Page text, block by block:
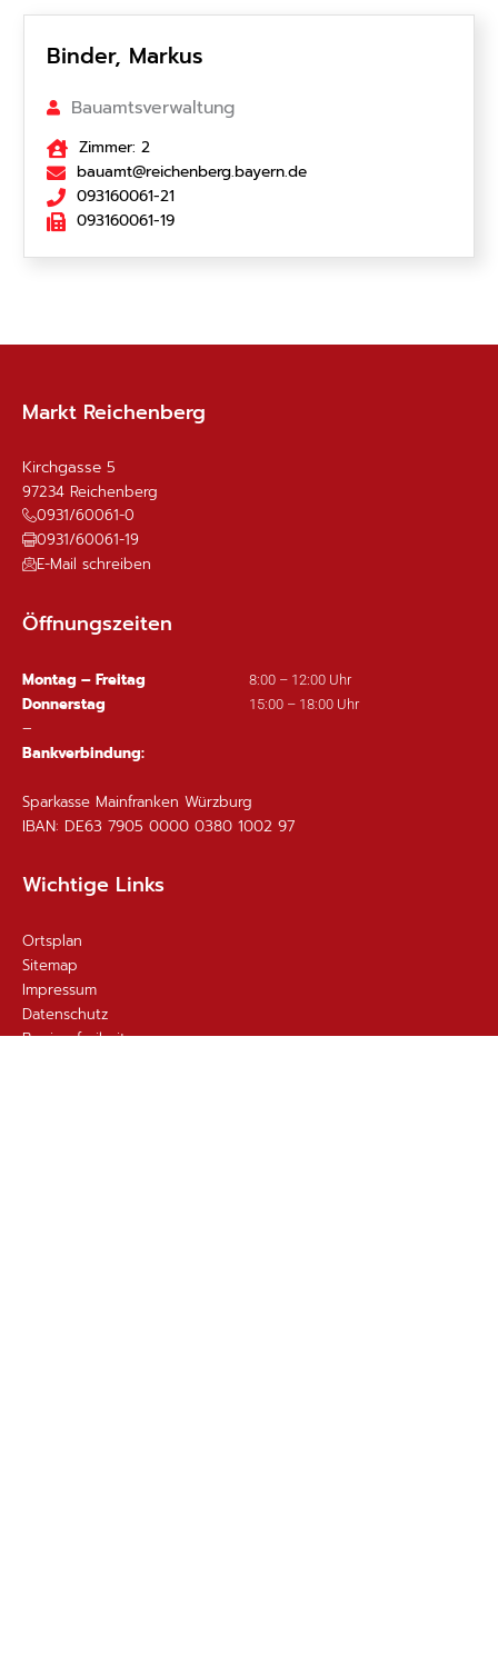
Binder, Markus
Bauamtsverwaltung
Zimmer: 2
bauamt@reichenberg.bayern.de
093160061-21
093160061-19
Markt Reichenberg
Kirchgasse 5
97234 Reichenberg
0931/60061-0
0931/60061-19
E-Mail schreiben
Öffnungszeiten
Montag – Freitag 8:00 – 12:00 Uhr
Donnerstag 15:00 – 18:00 Uhr
–
Bankverbindung:
Sparkasse Mainfranken Würzburg
IBAN: DE63 7905 0000 0380 1002 97
Wichtige Links
Ortsplan
Sitemap
Impressum
Datenschutz
Barrierefreiheit